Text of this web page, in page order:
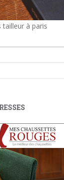
tailleur à paris